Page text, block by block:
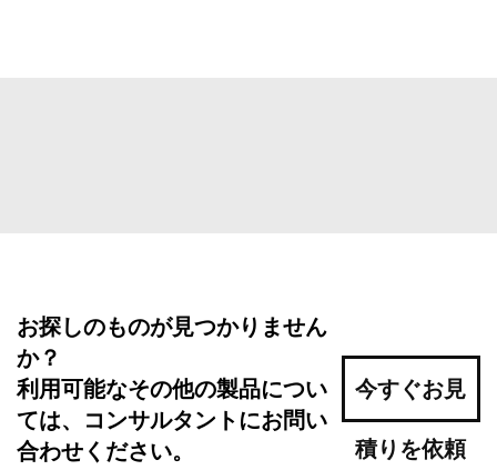
お探しのものが見つかりません
か？
利用可能なその他の製品につい
ては、コンサルタントにお問い
合わせください。
今すぐお見
積りを依頼